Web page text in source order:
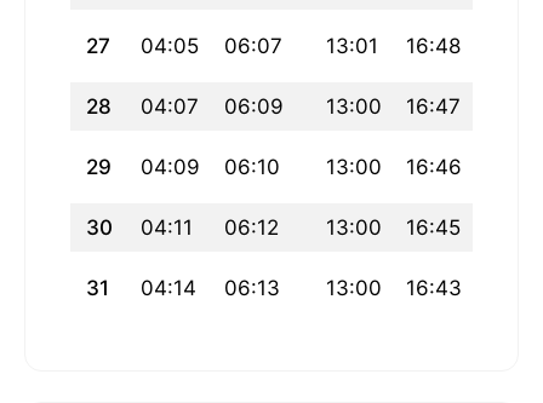
27 04:05 06:07 13:01 16:48
28 04:07 06:09 13:00 16:47
29 04:09 06:10 13:00 16:46
30 04:11 06:12 13:00 16:45
31 04:14 06:13 13:00 16:43